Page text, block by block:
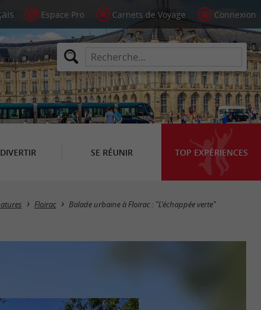
Espace Pro Carnets de Voyage Connexion
SE RÉUNIR TOP EXPÉRIENCES
Floirac Balade urbaine à Floirac : "L'échappée verte"